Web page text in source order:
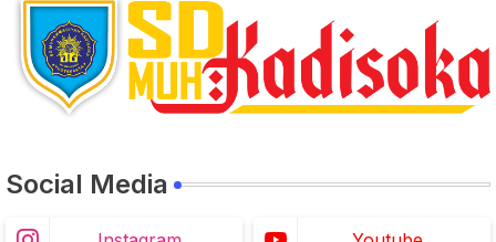
Social Media